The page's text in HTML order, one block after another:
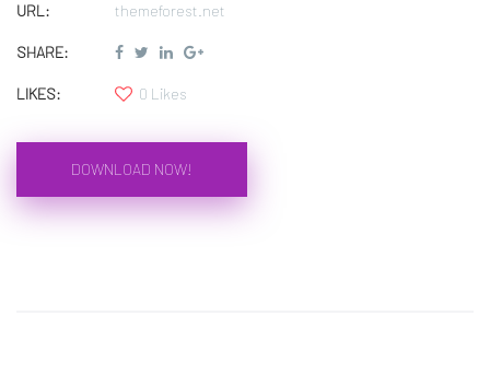
URL: themeforest.net
SHARE:
LIKES: 0 Likes
DOWNLOAD NOW!